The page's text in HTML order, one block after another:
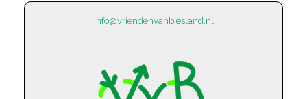
info@vriendenvanbiesland.nl